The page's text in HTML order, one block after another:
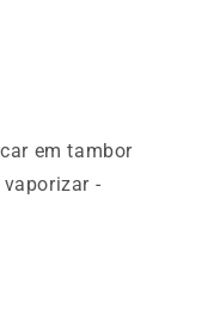
em tambor
-